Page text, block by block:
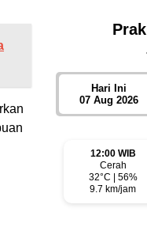
Hari Ini
07 Aug 2026
12:00 WIB
Cerah
32°C | 56%
9.7 km/jam